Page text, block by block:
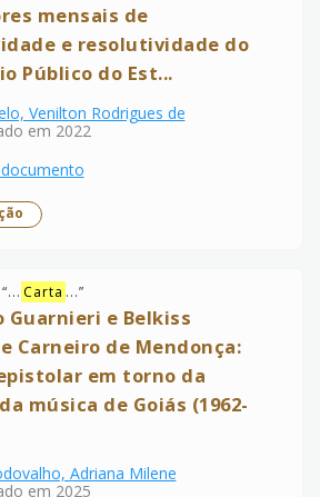
mensais de
e resolutividade do
Público do Est...
Venilton Rodrigues de
em 2022
“... Carta ...”
Guarnieri e Belkiss
Carneiro de Mendonça:
em torno da
música de Goiás (1962-
Adriana Milene
em 2025